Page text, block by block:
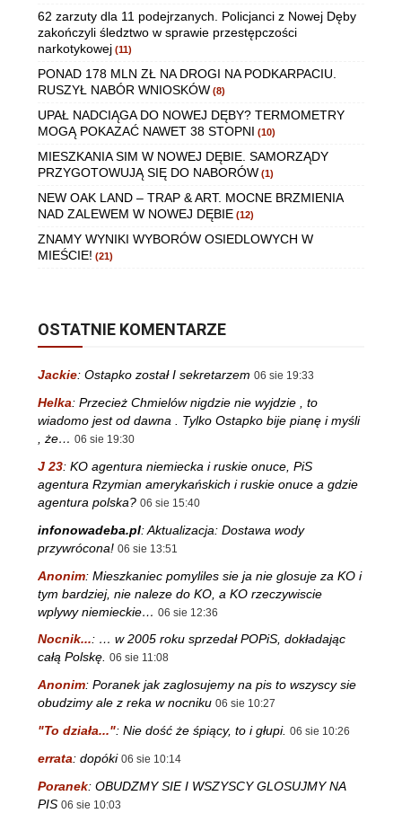
62 zarzuty dla 11 podejrzanych. Policjanci z Nowej Dęby
zakończyli śledztwo w sprawie przestępczości
narkotykowej (11)
PONAD 178 MLN ZŁ NA DROGI NA PODKARPACIU.
RUSZYŁ NABÓR WNIOSKÓW (8)
UPAŁ NADCIĄGA DO NOWEJ DĘBY? TERMOMETRY
MOGĄ POKAZAĆ NAWET 38 STOPNI (10)
MIESZKANIA SIM W NOWEJ DĘBIE. SAMORZĄDY
PRZYGOTOWUJĄ SIĘ DO NABORÓW (1)
NEW OAK LAND – TRAP & ART. MOCNE BRZMIENIA
NAD ZALEWEM W NOWEJ DĘBIE (12)
ZNAMY WYNIKI WYBORÓW OSIEDLOWYCH W
MIEŚCIE! (21)
OSTATNIE KOMENTARZE
Jackie: Ostapko został I sekretarzem 06 sie 19:33
Helka: Przecież Chmielów nigdzie nie wyjdzie , to
wiadomo jest od dawna . Tylko Ostapko bije pianę i myśli
, że… 06 sie 19:30
J 23: KO agentura niemiecka i ruskie onuce, PiS
agentura Rzymian amerykańskich i ruskie onuce a gdzie
agentura polska? 06 sie 15:40
infonowadeba.pl:Aktualizacja: Dostawa wody
przywrócona! 06 sie 13:51
Anonim: Mieszkaniec pomyliles sie ja nie glosuje za KO i
tym bardziej, nie naleze do KO, a KO rzeczywiscie
wplywy niemieckie… 06 sie 12:36
Nocnik...: … w 2005 roku sprzedał POPiS, dokładając
całą Polskę. 06 sie 11:08
Anonim: Poranek jak zaglosujemy na pis to wszyscy sie
obudzimy ale z reka w nocniku 06 sie 10:27
"To działa...": Nie dość że śpiący, to i głupi. 06 sie 10:26
errata: dopóki 06 sie 10:14
Poranek: OBUDZMY SIE I WSZYSCY GLOSUJMY NA
PIS 06 sie 10:03